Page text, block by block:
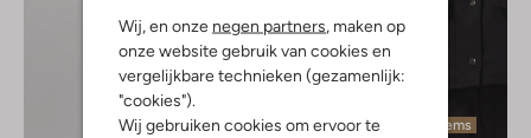
Wij, en onze negen partners , maken op
onze website gebruik van cookies en
vergelijkbare technieken (gezamenlijk:
"cookies").
Wij gebruiken cookies om ervoor te
Laatste items